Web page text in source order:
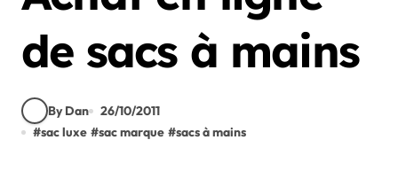
de sacs à mains
By Dan
26/10/2011
#sac luxe #sac marque #sacs à mains